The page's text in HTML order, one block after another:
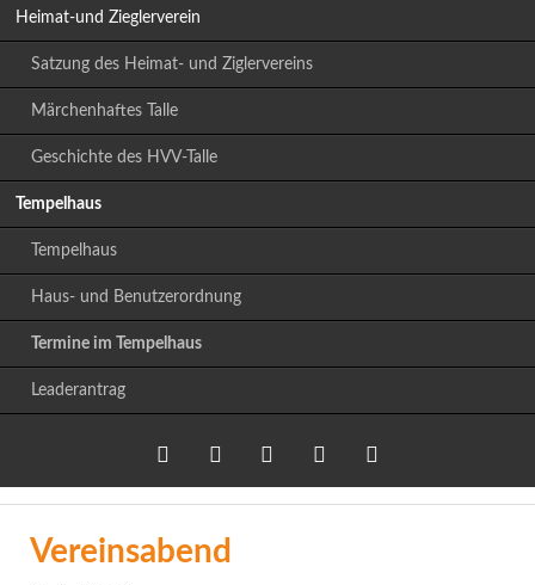
Heimat-und Zieglerverein
Satzung des Heimat- und Ziglervereins
Märchenhaftes Talle
Geschichte des HVV-Talle
Tempelhaus
Tempelhaus
Haus- und Benutzerordnung
Termine im Tempelhaus
Leaderantrag
Twitter LinkedIn
Vereinsabend